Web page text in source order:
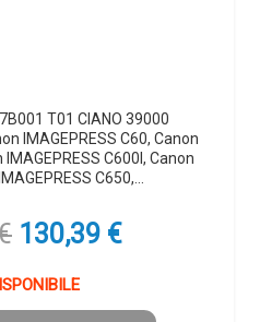
T01 CIANO 39000
IMAGEPRESS C60, Canon
C600I, Canon
C650,…
Il
originale
era:
130,39 €Il
è: